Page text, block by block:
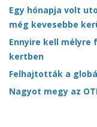
Egy hónapja volt
még kevesebbe
Ennyire kell mélyre
kertben
Felhajtották a
Nagyot megy az